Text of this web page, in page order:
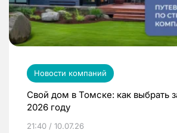
Новости компаний
Свой дом в Томске: как выбрать
2026 году
21:40 / 10.07.26